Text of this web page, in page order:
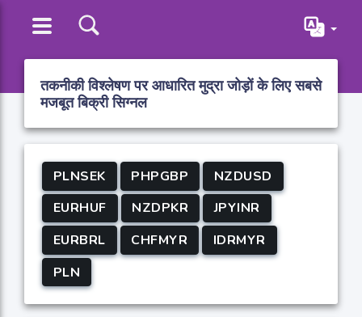
तकनीकी विश्लेषण पर आधारित मुद्रा जोड़ों के लिए सबसे
मजबूत बिक्री सिग्नल
PLNSEK PHPGBP
NZDUSD
EURHUF
NZDPKR
JPYINR
EURBRL
CHFMYR
IDRMYR
PLN